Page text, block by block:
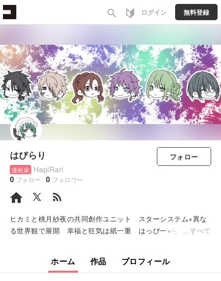
search ログイン 無料登録
はぴらり
漫画家 HapiRari
0 フォロー 0 フォロワー
フォロー
rss_feed
ヒカミと桃月紗夜の共同創作ユニット スターシステム×異な
る世界観で展開 幸福と狂気は紙一重 はっぴー×らりらり！
すべて
ホーム 作品 プロフィール